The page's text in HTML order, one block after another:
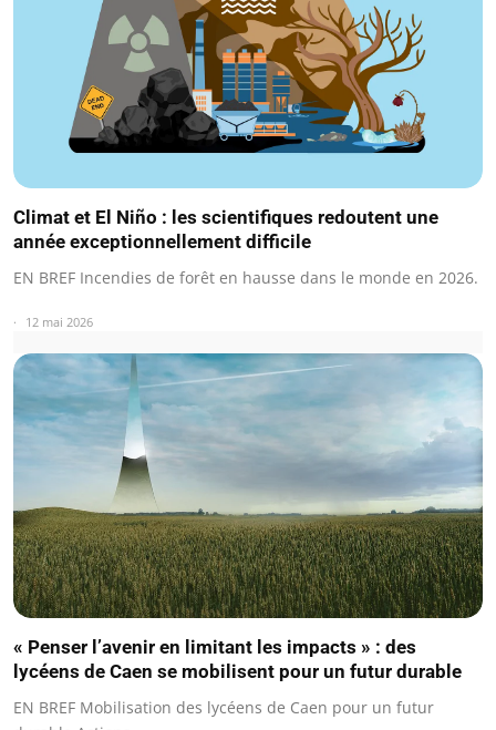
Climat et El Niño : les scientifiques redoutent une
année exceptionnellement difficile
EN BREF Incendies de forêt en hausse dans le monde en 2026.
12 mai 2026
« Penser l’avenir en limitant les impacts » : des
lycéens de Caen se mobilisent pour un futur durable
EN BREF Mobilisation des lycéens de Caen pour un futur